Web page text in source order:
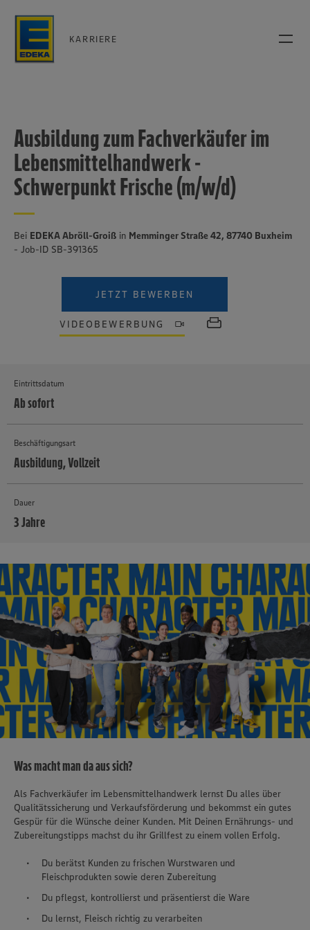
KARRIERE
Ausbildung zum Fachverkäufer im
Lebensmittelhandwerk -
Schwerpunkt Frische (m/w/d)
Bei EDEKA Abröll-Groiß in Memminger Straße 42, 87740 Buxheim
- Job-ID SB-391365
JETZT BEWERBEN
VIDEOBEWERBUNG
Eintrittsdatum
Ab sofort
Beschäftigungsart
Ausbildung, Vollzeit
Dauer
3 Jahre
Was macht man da aus sich?
Als Fachverkäufer im Lebensmittelhandwerk lernst Du alles über
Qualitätssicherung und Verkaufsförderung und bekommst ein gutes
Gespür für die Wünsche deiner Kunden. Mit Deinen Ernährungs- und
Zubereitungstipps machst du ihr Grillfest zu einem vollen Erfolg.
Du berätst Kunden zu frischen Wurstwaren und
Fleischprodukten sowie deren Zubereitung
Du pflegst, kontrollierst und präsentierst die Ware
Du lernst, Fleisch richtig zu verarbeiten